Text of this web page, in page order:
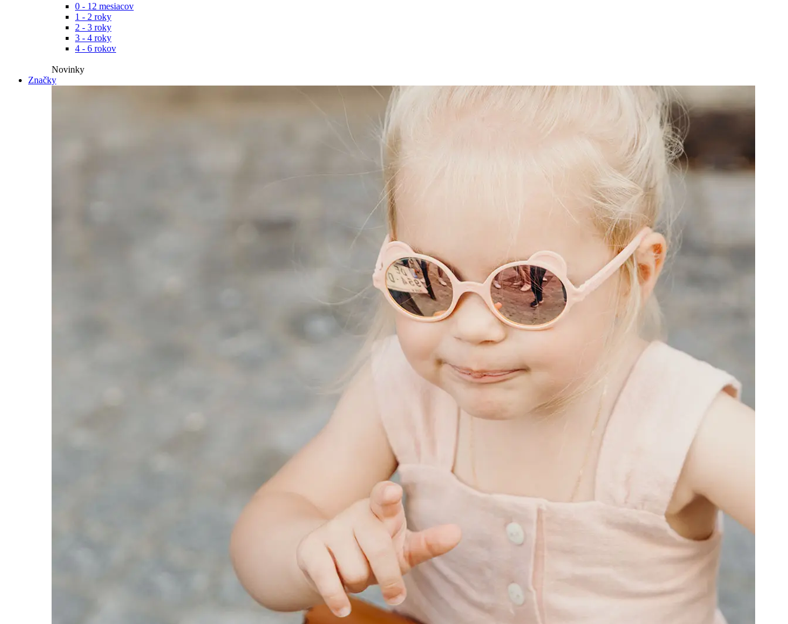
0 - 12 mesiacov
1 - 2 roky
2 - 3 roky
3 - 4 roky
4 - 6 rokov
Novinky​
Značky